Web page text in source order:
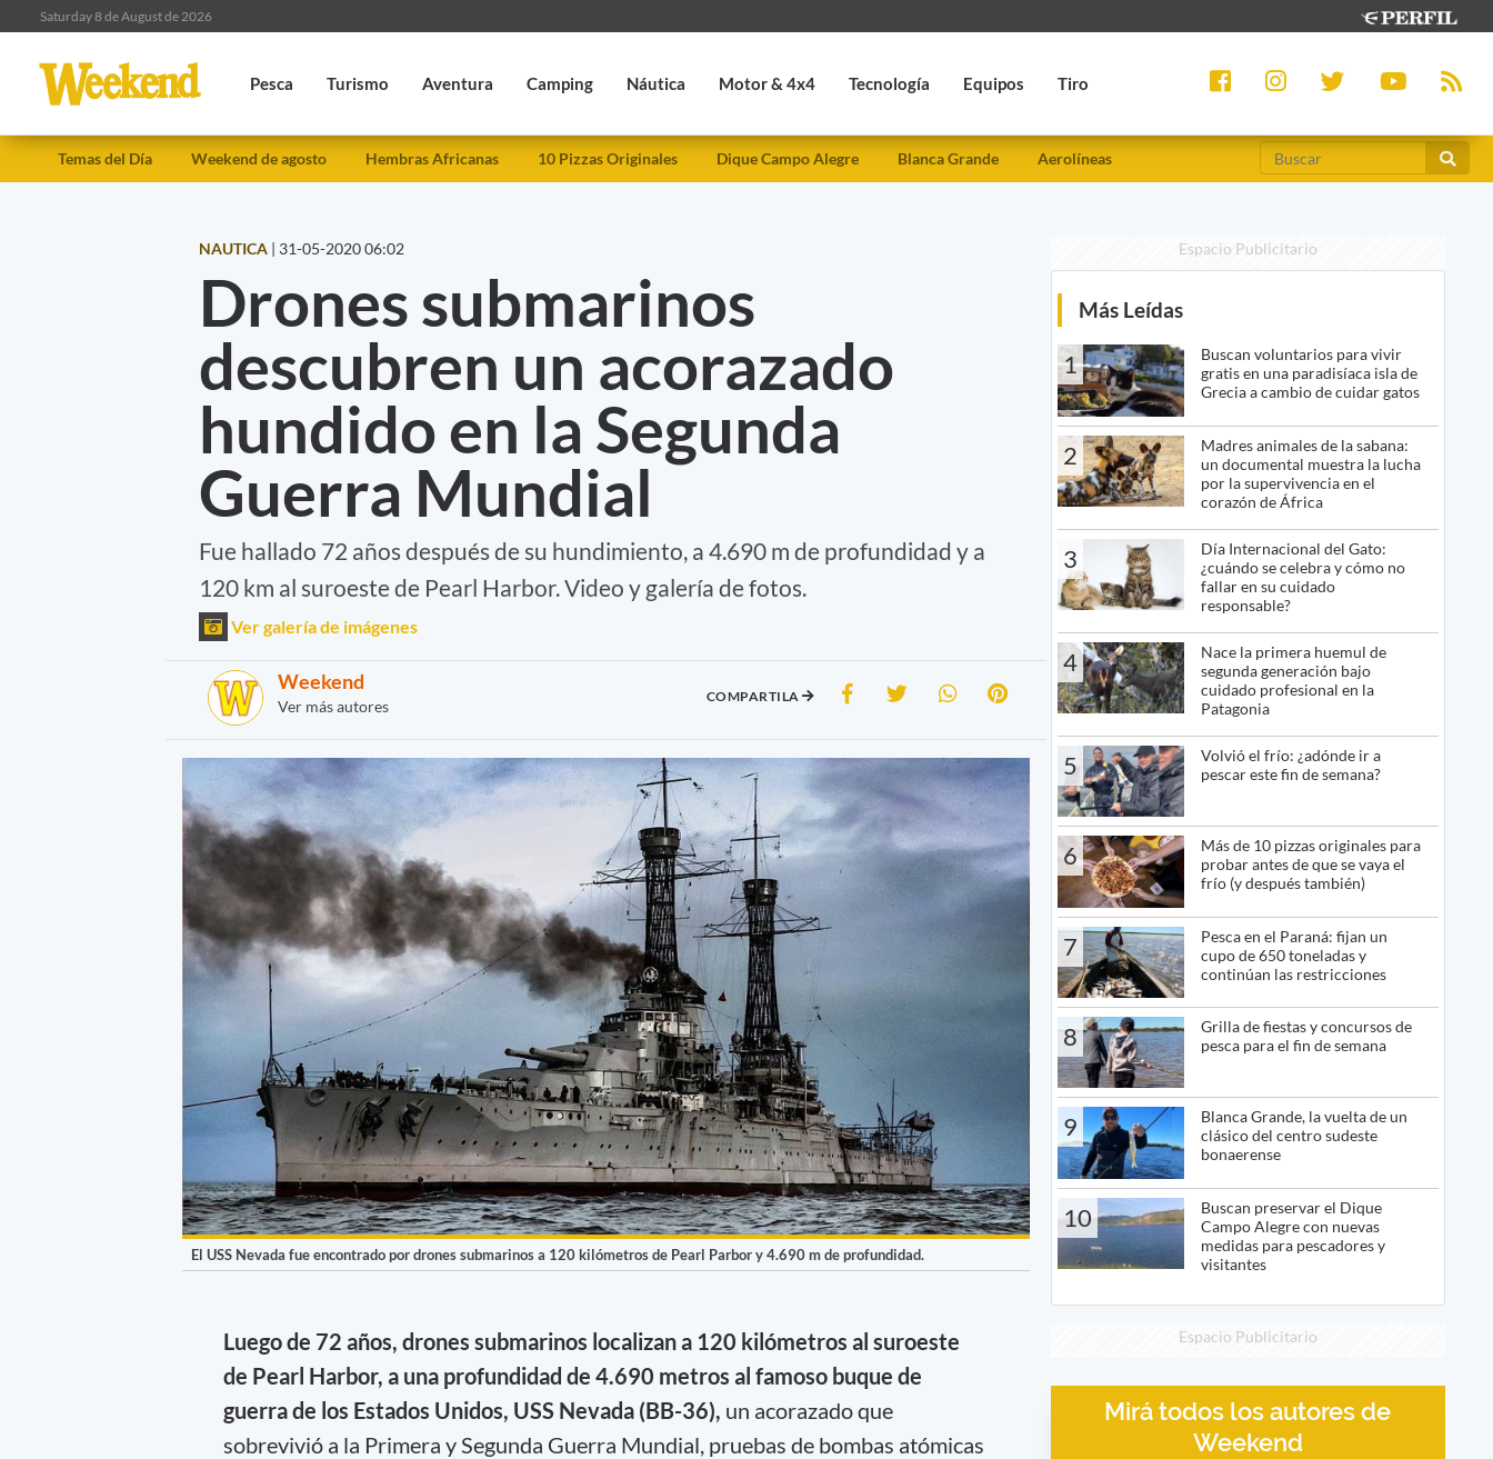
Saturday 8 de August de 2026
Pesca Turismo Aventura Camping Náutica Motor & 4x4 Tecnología Equipos Tiro
Temas del Día Weekend de agosto Hembras Africanas 10 Pizzas Originales Dique Campo Alegre Blanca Grande Aerolíneas
NAUTICA | 31-05-2020 06:02
Drones submarinos
descubren un acorazado
hundido en la Segunda
Guerra Mundial
Fue hallado 72 años después de su hundimiento, a 4.690 m de profundidad y a
120 km al suroeste de Pearl Harbor. Video y galería de fotos.
Ver galería de imágenes
Weekend
Ver más autores
COMPARTILA
El USS Nevada fue encontrado por drones submarinos a 120 kilómetros de Pearl Parbor y 4.690 m de profundidad.
Luego de 72 años, drones submarinos localizan a 120 kilómetros al suroeste
de Pearl Harbor, a una profundidad de 4.690 metros al famoso buque de
guerra de los Estados Unidos, USS Nevada (BB-36), un acorazado que
sobrevivió a la Primera y Segunda Guerra Mundial, pruebas de bombas atómicas
Espacio Publicitario
Más Leídas
1
Buscan voluntarios para vivir
gratis en una paradisíaca isla de
Grecia a cambio de cuidar gatos
2
Madres animales de la sabana:
un documental muestra la lucha
por la supervivencia en el
corazón de África
3
Día Internacional del Gato:
¿cuándo se celebra y cómo no
fallar en su cuidado
responsable?
4
Nace la primera huemul de
segunda generación bajo
cuidado profesional en la
Patagonia
5
Volvió el frío: ¿adónde ir a
pescar este fin de semana?
6
Más de 10 pizzas originales para
probar antes de que se vaya el
frío (y después también)
7
Pesca en el Paraná: fijan un
cupo de 650 toneladas y
continúan las restricciones
8
Grilla de fiestas y concursos de
pesca para el fin de semana
9
Blanca Grande, la vuelta de un
clásico del centro sudeste
bonaerense
10
Buscan preservar el Dique
Campo Alegre con nuevas
medidas para pescadores y
visitantes
Espacio Publicitario
Mirá todos los autores de
Weekend